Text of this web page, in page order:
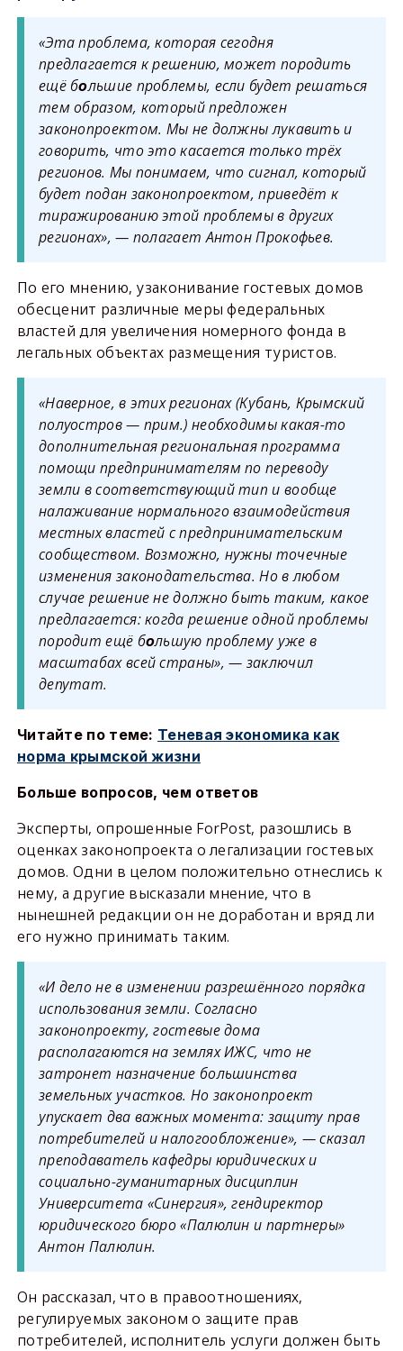
«Эта проблема, которая сегодня
предлагается к решению, может породить
ещё большие проблемы, если будет решаться
тем образом, который предложен
законопроектом. Мы не должны лукавить и
говорить, что это касается только трёх
регионов. Мы понимаем, что сигнал, который
будет подан законопроектом, приведёт к
тиражированию этой проблемы в других
регионах», — полагает Антон Прокофьев.
По его мнению, узаконивание гостевых домов
обесценит различные меры федеральных
властей для увеличения номерного фонда в
легальных объектах размещения туристов.
«Наверное, в этих регионах (Кубань, Крымский
полуостров — прим.) необходимы какая-то
дополнительная региональная программа
помощи предпринимателям по переводу
земли в соответствующий тип и вообще
налаживание нормального взаимодействия
местных властей с предпринимательским
сообществом. Возможно, нужны точечные
изменения законодательства. Но в любом
случае решение не должно быть таким, какое
предлагается: когда решение одной проблемы
породит ещё большую проблему уже в
масштабах всей страны», — заключил
депутат.
Читайте по теме: Теневая экономика как
норма крымской жизни
Больше вопросов, чем ответов
Эксперты, опрошенные ForPost, разошлись в
оценках законопроекта о легализации гостевых
домов. Одни в целом положительно отнеслись к
нему, а другие высказали мнение, что в
нынешней редакции он не доработан и вряд ли
его нужно принимать таким.
«И дело не в изменении разрешённого порядка
использования земли. Согласно
законопроекту, гостевые дома
располагаются на землях ИЖС, что не
затронет назначение большинства
земельных участков. Но законопроект
упускает два важных момента: защиту прав
потребителей и налогообложение», — сказал
преподаватель кафедры юридических и
социально-гуманитарных дисциплин
Университета «Синергия», гендиректор
юридического бюро «Палюлин и партнеры»
Антон Палюлин.
Он рассказал, что в правоотношениях,
регулируемых законом о защите прав
потребителей, исполнитель услуги должен быть